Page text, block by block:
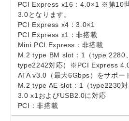
PCI Express x16：4.0×1 ※第10
3.0となります。
PCI Express x4：3.0×1
PCI Express x1：非搭載
Mini PCI Express：非搭載
M.2 type BM slot：1（type 2280
type2242対応）※PCI Express
ATA v3.0（最大6Gbps）をサポー
M.2 type AE slot：1（type2230
3.0 x1およびUSB2.0に対応
PCI：非搭載